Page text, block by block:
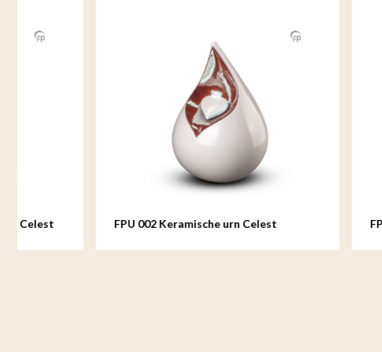
FPU 002 Keramische urn Celest
FPU 002 M